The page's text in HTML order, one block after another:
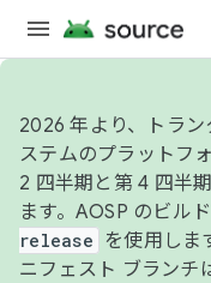
2026 年より、トラ
ステムのプラットフ
2 四半期と第 4 四半
ます。AOSP のビル
release
を使用しま
ニフェスト ブランチ